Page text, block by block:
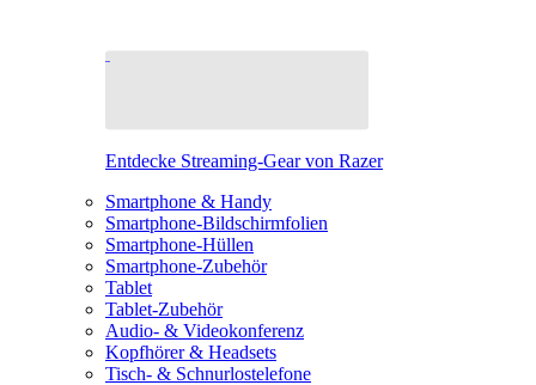
Entdecke Streaming-Gear von Razer
Smartphone & Handy
Smartphone-Bildschirmfolien
Smartphone-Hüllen
Smartphone-Zubehör
Tablet
Tablet-Zubehör
Audio- & Videokonferenz
Kopfhörer & Headsets
Tisch- & Schnurlostelefone